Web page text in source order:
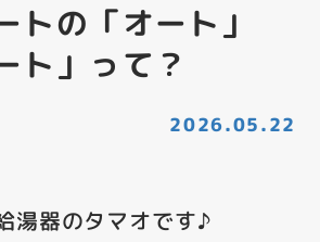
トの「オート」
ト」って？
2026.05.22
湯器のタマオです♪